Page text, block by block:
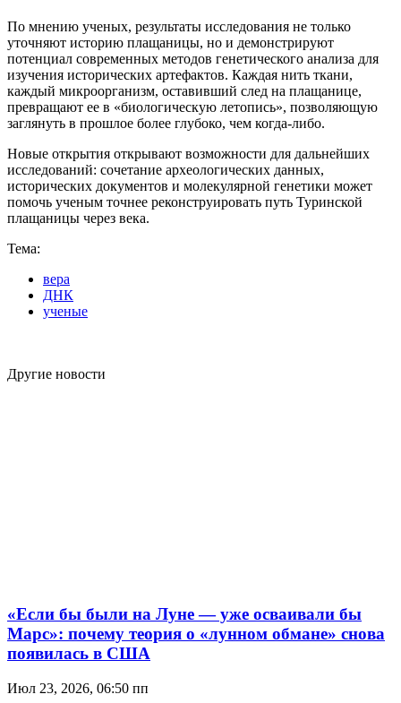
По мнению ученых, результаты исследования не только
уточняют историю плащаницы, но и демонстрируют
потенциал современных методов генетического анализа для
изучения исторических артефактов. Каждая нить ткани,
каждый микроорганизм, оставивший след на плащанице,
превращают ее в «биологическую летопись», позволяющую
заглянуть в прошлое более глубоко, чем когда-либо.
Новые открытия открывают возможности для дальнейших
исследований: сочетание археологических данных,
исторических документов и молекулярной генетики может
помочь ученым точнее реконструировать путь Туринской
плащаницы через века.
Тема:
вера
ДНК
ученые
Другие новости
«Если бы были на Луне — уже осваивали бы
Марс»: почему теория о «лунном обмане» снова
появилась в США
Июл 23, 2026, 06:50 пп